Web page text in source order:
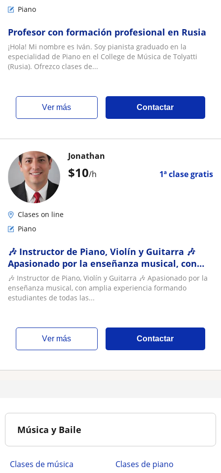
Piano
Profesor con formación profesional en Rusia
¡Hola! Mi nombre es Iván. Soy pianista graduado en la
especialidad de Piano en el College de Música de Tolyatti
(Rusia). Ofrezco clases de...
ver más Contactar
$10/h 1ª clase gratis
Jonathan
Clases on line
Piano
🎶 Instructor de Piano, Violín y Guitarra 🎶
Apasionado por la enseñanza musical, con
amplia experiencia formando estudiantes de
t
🎶 Instructor de Piano, Violín y Guitarra 🎶 Apasionado por la
enseñanza musical, con amplia experiencia formando
estudiantes de todas las...
ver más Contactar
Música y Baile
Clases de música
Clases de piano